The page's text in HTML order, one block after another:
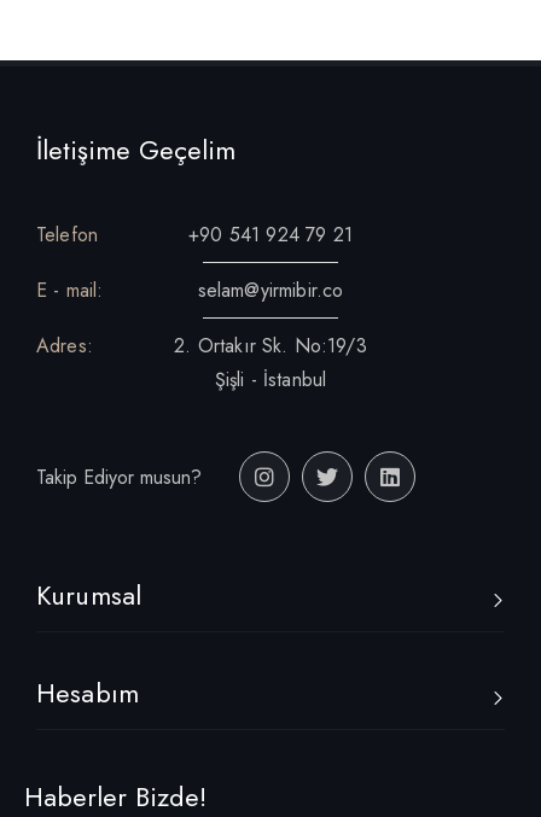
İletişime Geçelim
Telefon
+90 541 924 79 21
E - mail:
selam@yirmibir.co
Adres:
2. Ortakır Sk. No:19/3
Şişli - İstanbul
Takip Ediyor musun?
Kurumsal
Hesabım
Haberler Bizde!